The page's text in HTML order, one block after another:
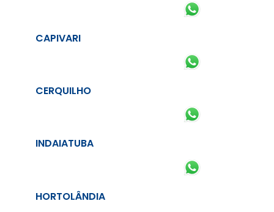
CAPIVARI
CERQUILHO
INDAIATUBA
HORTOLÂNDIA